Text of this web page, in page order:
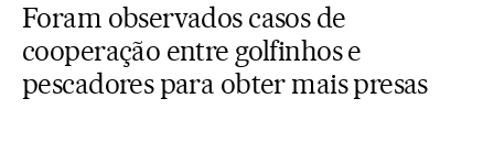
Foram observados casos de
cooperação entre golfinhos e
pescadores para obter mais presas